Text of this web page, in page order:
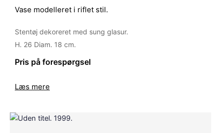
Vase modelleret i riflet stil.
Stentøj dekoreret med sung glasur.
H. 26 Diam. 18 cm.
Pris på forespørgsel
Læs mere